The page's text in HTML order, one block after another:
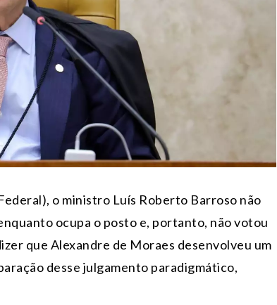
o ministro Luís Roberto Barroso não
ocupa o posto e, portanto, não votou
que Alexandre de Moraes desenvolveu um
desse julgamento paradigmático,